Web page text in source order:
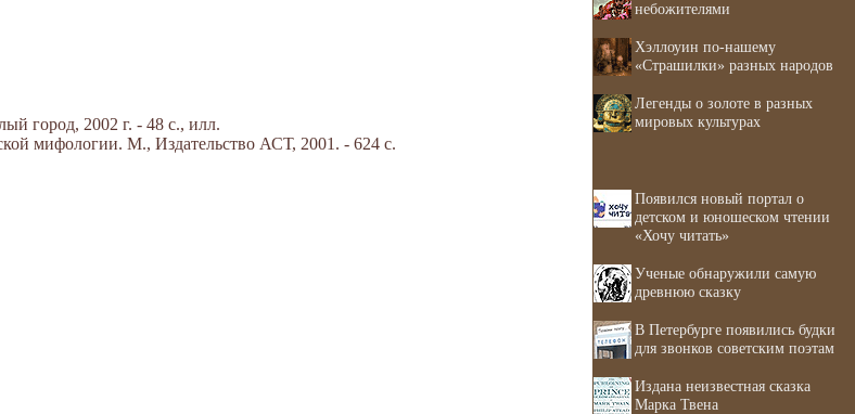
город, 2002 г. - 48 с., илл.
мифологии. М., Издательство АСТ, 2001. - 624 с.
небожителями
Хэллоуин по-нашему
«Страшилки» разных народов
Легенды о золоте в разных
мировых культурах
Появился новый портал о
детском и юношеском чтении
«Хочу читать»
Ученые обнаружили самую
древнюю сказку
В Петербурге появились будки
для звонков советским поэтам
Издана неизвестная сказка
Марка Твена